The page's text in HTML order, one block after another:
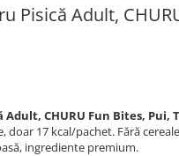
Pisică Adult,
CHURU Fun Bites, Pui,
17 kcal/pachet. Fără
ingrediente premium.